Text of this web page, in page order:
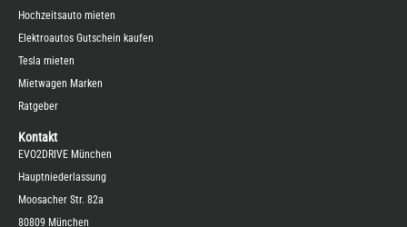
Hochzeitsauto mieten
Elektroautos Gutschein kaufen
Tesla mieten
Mietwagen Marken
Ratgeber
Kontakt
EVO2DRIVE München
Hauptniederlassung
Moosacher Str. 82a
80809 München